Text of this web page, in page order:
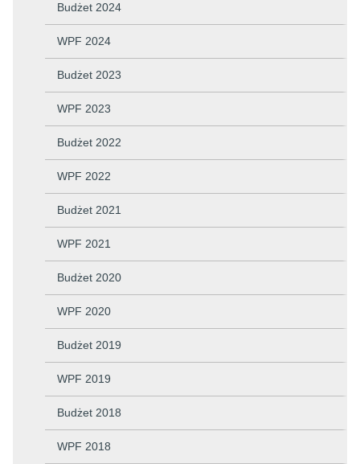
Budżet 2024
WPF 2024
Budżet 2023
WPF 2023
Budżet 2022
WPF 2022
Budżet 2021
WPF 2021
Budżet 2020
WPF 2020
Budżet 2019
WPF 2019
Budżet 2018
WPF 2018